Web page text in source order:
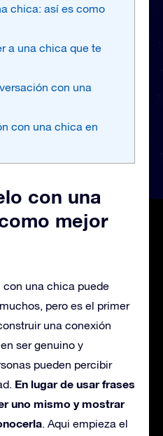
chica: así es como
a una chica que te
con una
con una chica en
con una
mejor
una chica puede
pero es el primer
una conexión
ser genuino y
pueden percibir
En lugar de usar frases
uno mismo y mostrar
. Aqui empieza el